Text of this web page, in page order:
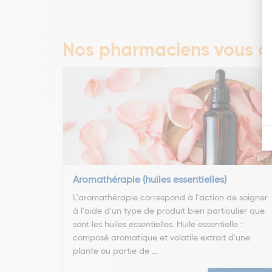
Nos pharmaciens vous
Aromathérapie (huiles essentielles)
L'aromathérapie correspond à l'action de soigner
à l'aide d'un type de produit bien particulier que
sont les huiles essentielles. Huile essentielle :
composé aromatique et volatile extrait d'une
plante ou partie de ...